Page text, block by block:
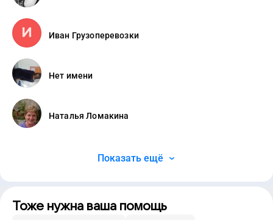
Иван Грузоперевозки
Нет имени
Наталья Ломакина
Показать ещё
Тоже нужна ваша помощь